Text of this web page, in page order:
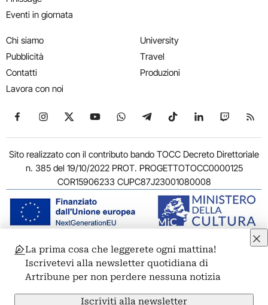
Eventi in giornata
Chi siamo
Pubblicità
Contatti
Lavora con noi
University
Travel
Produzioni
Seguici su Facebook
Seguici su Instagram
Seguici su X
Seguici su YouTube
Seguici su WhatsApp
Seguici su Telegram
Seguici su TikTok
Seguici su
Seguici
Sito realizzato con il contributo bando TOCC Decreto Direttoriale
n. 385 del 19/10/2022 PROT. PROGETTOTOCC0000125
COR15906233 CUPC87J23001080008
© 2011-2026 ARTRIBUNE srl – Corso Vittorio Emanuele II, 287 –
00186 Roma - P.I. 11381581005
Privacy: Responsabile della protezione dei dati personali
ARTRIBUNE srl – Corso Vittorio Emanuele II, 287 – 00186 Roma
La prima cosa che leggerete ogni mattina!
Iscrivetevi alla newsletter quotidiana di
Artribune per non perdere nessuna notizia
Iscriviti alla newsletter